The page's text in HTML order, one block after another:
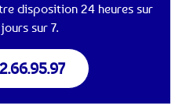
disposition 24 heures sur
sur 7.